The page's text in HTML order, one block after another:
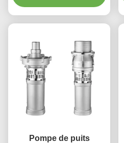
industriels
Pompe de puits